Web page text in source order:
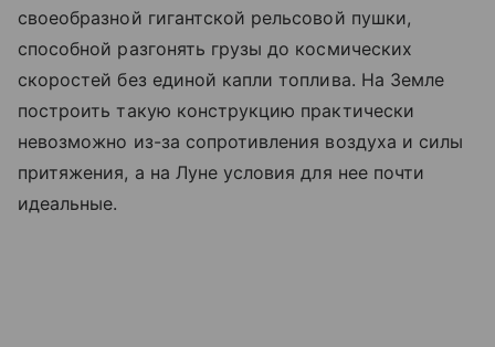
своеобразной гигантской рельсовой пушки,
способной разгонять грузы до космических
скоростей без единой капли топлива. На Земле
построить такую конструкцию практически
невозможно из-за сопротивления воздуха и силы
притяжения, а на Луне условия для нее почти
идеальные.